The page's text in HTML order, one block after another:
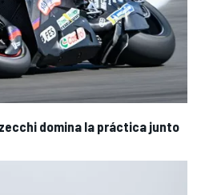
domina la práctica junto